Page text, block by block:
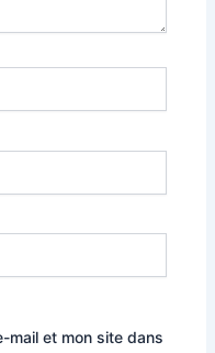
mail et mon site dans